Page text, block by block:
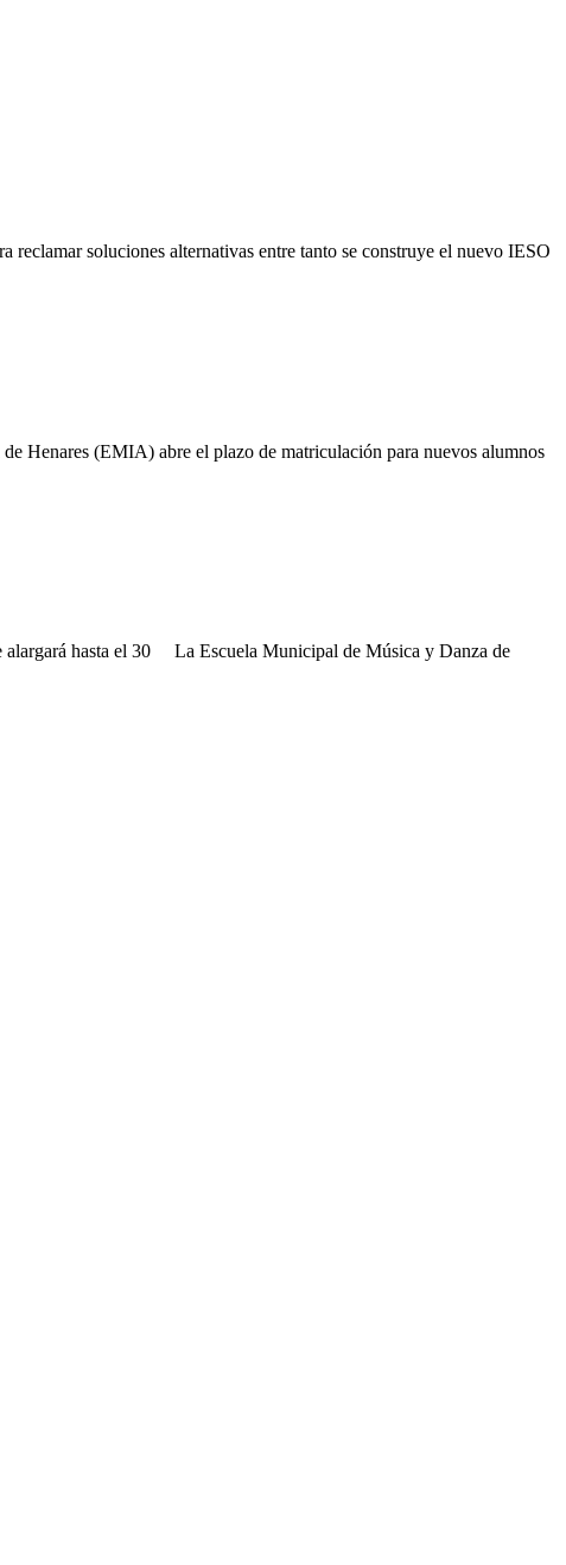
reclamar soluciones alternativas entre tanto se construye el nuevo IESO
Henares (EMIA) abre el plazo de matriculación para nuevos alumnos
alargará hasta el 30 La Escuela Municipal de Música y Danza de